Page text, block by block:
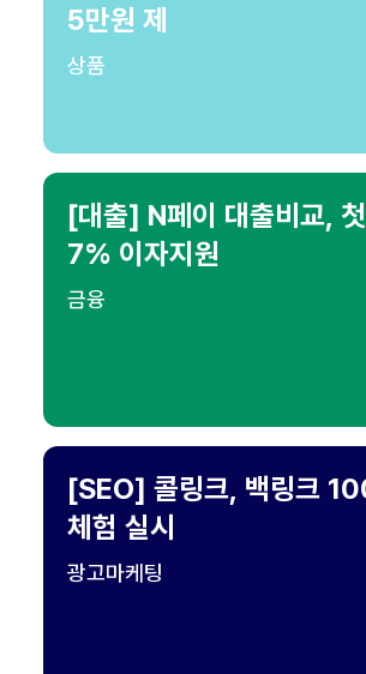
5만원 제
상품
[대출] N페이 대출비교,
7% 이자지원
금융
[SEO] 콜링크, 백링크
체험 실시
광고마케팅